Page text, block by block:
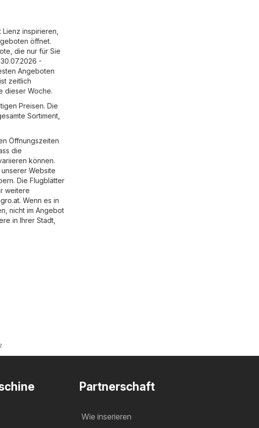
inspirieren,
öffnet.
die nur für Sie
-
Angeboten
zeitlich
dieser Woche.
Preisen. Die
Sortiment,
Öffnungszeiten
die
können.
Website
Die Flugblätter
weitere
. Wenn es in
nicht im Angebot
in Ihrer Stadt,
Partnerschaft
Wie inserieren